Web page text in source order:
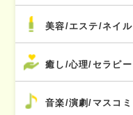
美容/エステ/ネイル
癒し/心理/セラピー
音楽/演劇/マスコミ